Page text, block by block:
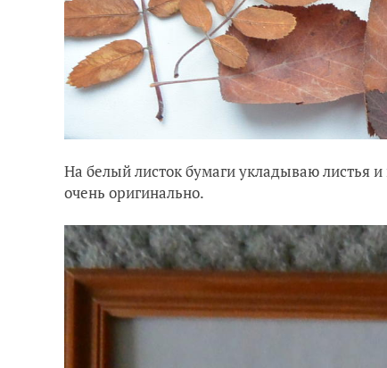
На белый листок бумаги укладываю листья
очень оригинально.